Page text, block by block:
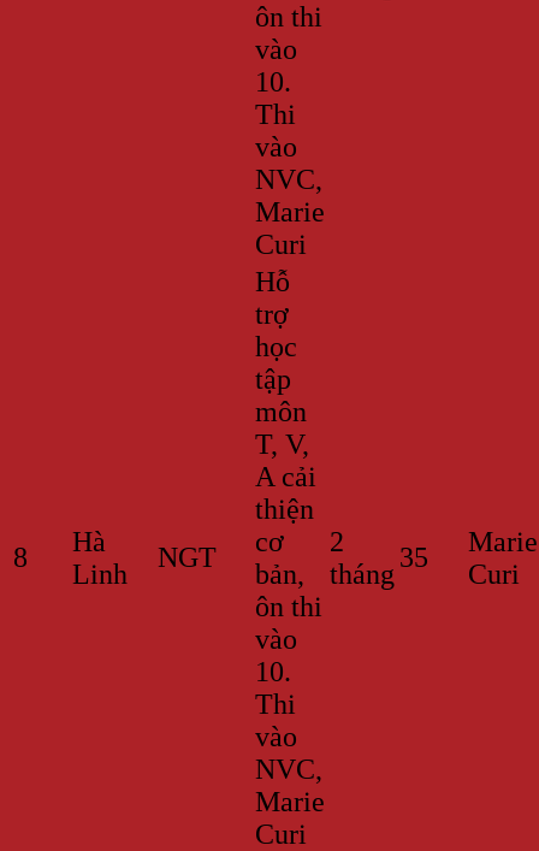
ôn thi
vào
10.
Thi
vào
NVC,
Marie
Curi
8
Hà
Linh
NGT
Hỗ
trợ
học
tập
môn
T, V,
A cải
thiện
cơ
bản,
ôn thi
vào
10.
Thi
vào
NVC,
Marie
Curi
2
tháng
35
Marie
Curi